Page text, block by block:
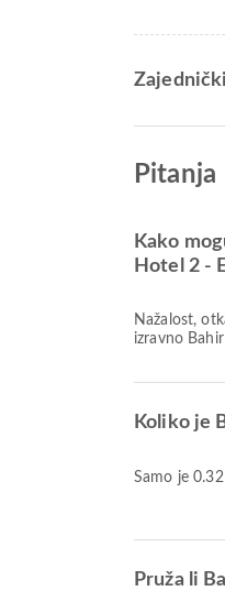
Pitanja
Kako
Hotel 2 -
Nažalost,
izravno
Koliko je
Samo je
Pruža li